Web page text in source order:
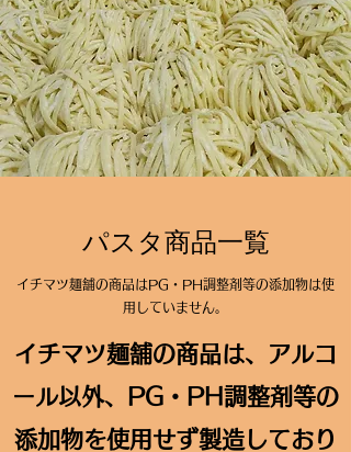
パスタ商品一覧
​イチマツ麺舗の商品はPG・PH調整剤等の添加物は使
用していません。
イチマツ麺舗の商品は、アルコ
ール以外、PG・PH調整剤等の
添加物を使用せず製造しており